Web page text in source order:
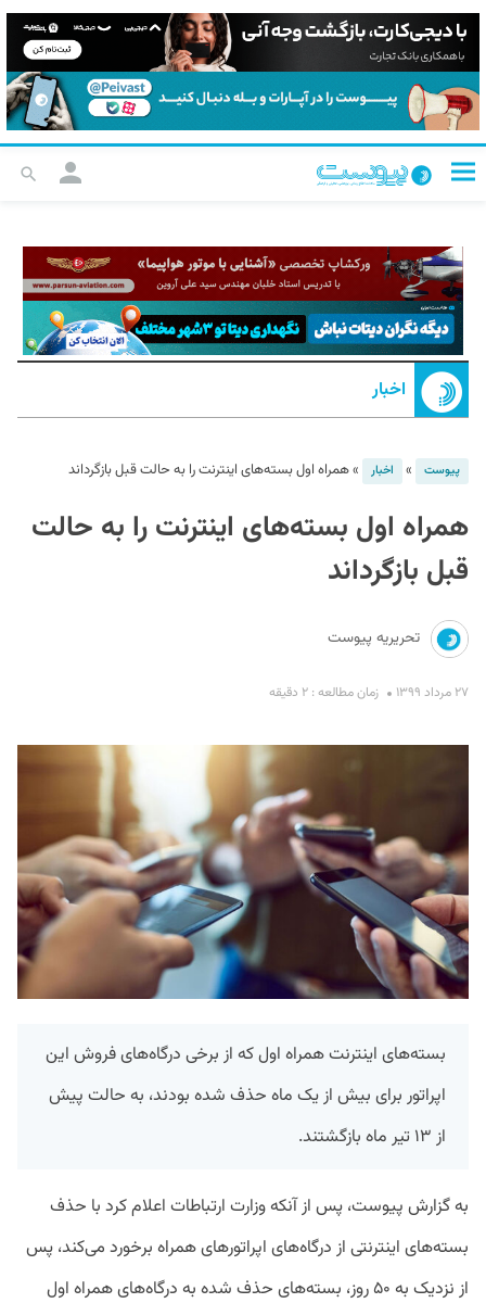
اخبار
پیوست » اخبار »همراه اول بسته‌های اینترنت را به حالت قبل بازگرداند
همراه اول بسته‌های اینترنت را به حالت
قبل بازگرداند
تحریریه پیوست
۲۷ مرداد ۱۳۹۹ زمان مطالعه : ۲ دقیقه
بسته‌های اینترنت همراه‌ اول که از برخی درگاه‌های فروش این
اپراتور برای بیش از یک ماه حذف شده بودند، به حالت پیش
از ۱۳ تیر ماه بازگشتند.
به گزارش پیوست، پس از آنکه وزارت ارتباطات اعلام کرد با حذف
بسته‌های اینترنتی از درگاه‌های اپراتورهای همراه برخورد می‌کند، پس
از نزدیک به ۵۰ روز، بسته‌های حذف شده به درگاه‌های همراه اول